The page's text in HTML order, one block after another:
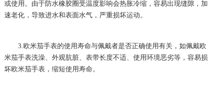
或使用。由于防水橡胶圈受温度影响会热胀冷缩，容易出现缝隙，加
速老化，导致进水和表面水气，严重损坏运动。
3.欧米茄手表的使用寿命与佩戴者是否正确使用有关，如佩戴欧
米茄手表洗澡、外观肮脏、表带长度不适、使用环境恶劣等，容易损
坏欧米茄手表，缩短使用寿命。